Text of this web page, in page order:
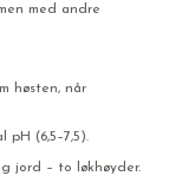
med andre
høsten, når
(6,5–7,5).
jord – to løkhøyder.